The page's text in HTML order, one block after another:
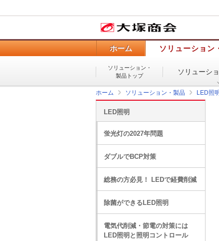
ホーム ソリューション
ソリューション・
製品トップ
ソリューシ
ホーム ソリューション・製品 LED照明
LED照明
蛍光灯の2027年問題
ダブルでBCP対策
総務の方必見！ LEDで経費削減
除菌ができるLED照明
電気代削減・節電の対策には
LED照明と照明コントロール